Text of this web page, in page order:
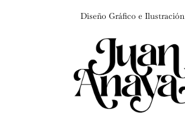
Diseño Gráfico e Ilustración